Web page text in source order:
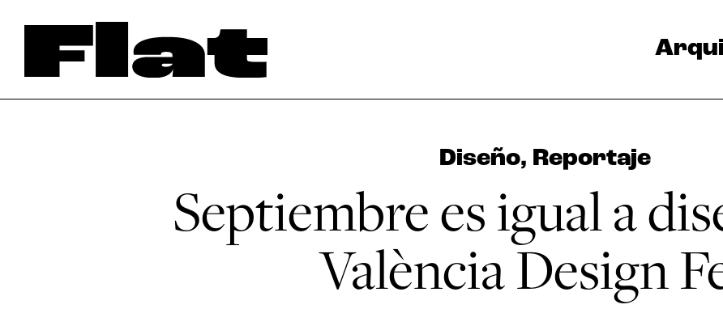
Diseño, Reportaje
Septiembre es igual a
València Design